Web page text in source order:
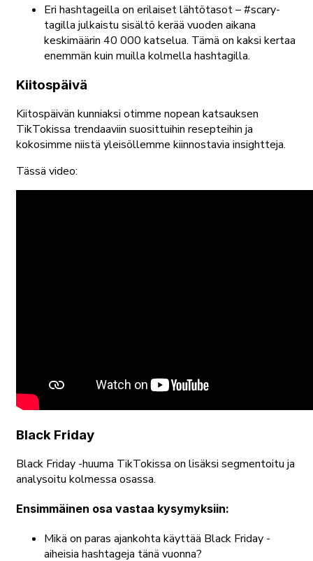
Eri hashtageilla on erilaiset lähtötasot – #scary-
tagilla julkaistu sisältö kerää vuoden aikana
keskimäärin 40 000 katselua. Tämä on kaksi kertaa
enemmän kuin muilla kolmella hashtagilla.
Kiitospäivä
Kiitospäivän kunniaksi otimme nopean katsauksen
TikTokissa trendaaviin suosittuihin resepteihin ja
kokosimme niistä yleisöllemme kiinnostavia insightteja.
Tässä video:
Black Friday
Black Friday -huuma TikTokissa on lisäksi segmentoitu ja
analysoitu kolmessa osassa.
Ensimmäinen osa vastaa kysymyksiin:
Mikä on paras ajankohta käyttää Black Friday -
aiheisia hashtageja tänä vuonna?